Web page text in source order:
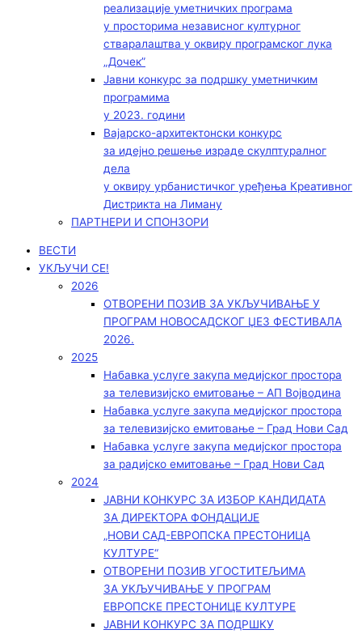
реализације уметничких програма
у просторима независног културног
стваралаштва у оквиру програмског лука
„Дочек”
Јавни конкурс за подршку уметничким
програмима
у 2023. години
Вајарско-архитектонски конкурс
за идејно решење израде скулптуралног
дела
у оквиру урбанистичког уређења Креативног
Дистрикта на Лиману
ПАРТНЕРИ И СПОНЗОРИ
ВЕСТИ
УКЉУЧИ СЕ!
2026
ОТВОРЕНИ ПОЗИВ ЗА УКЉУЧИВАЊЕ У
ПРОГРАМ НОВОСАДСКОГ ЏЕЗ ФЕСТИВАЛА
2026.
2025
Набавка услуге закупа медијског простора
за телевизијско емитовање – АП Војводинa
Набавка услуге закупа медијског простора
за телевизијско емитовање – Град Нови Сад
Набавка услуге закупа медијског простора
за радијско емитовање – Град Нови Сад
2024
ЈАВНИ КОНКУРС ЗА ИЗБОР КАНДИДАТА
ЗА ДИРЕКТОРА ФОНДАЦИЈЕ
„НОВИ САД-ЕВРОПСКА ПРЕСТОНИЦА
КУЛТУРЕ“
ОТВОРЕНИ ПОЗИВ УГОСТИТЕЉИМА
ЗА УКЉУЧИВАЊЕ У ПРОГРАМ
ЕВРОПСКЕ ПРЕСТОНИЦЕ КУЛТУРЕ
ЈАВНИ КОНКУРС ЗА ПОДРШКУ